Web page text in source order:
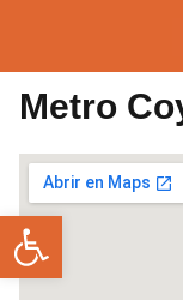
Metro
Abrir barra de herramientas